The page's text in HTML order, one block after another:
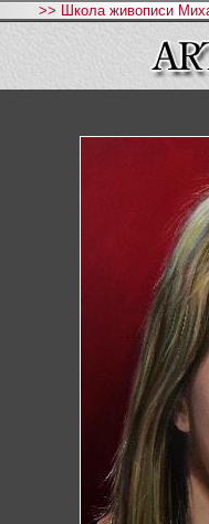
>> Школа живописи